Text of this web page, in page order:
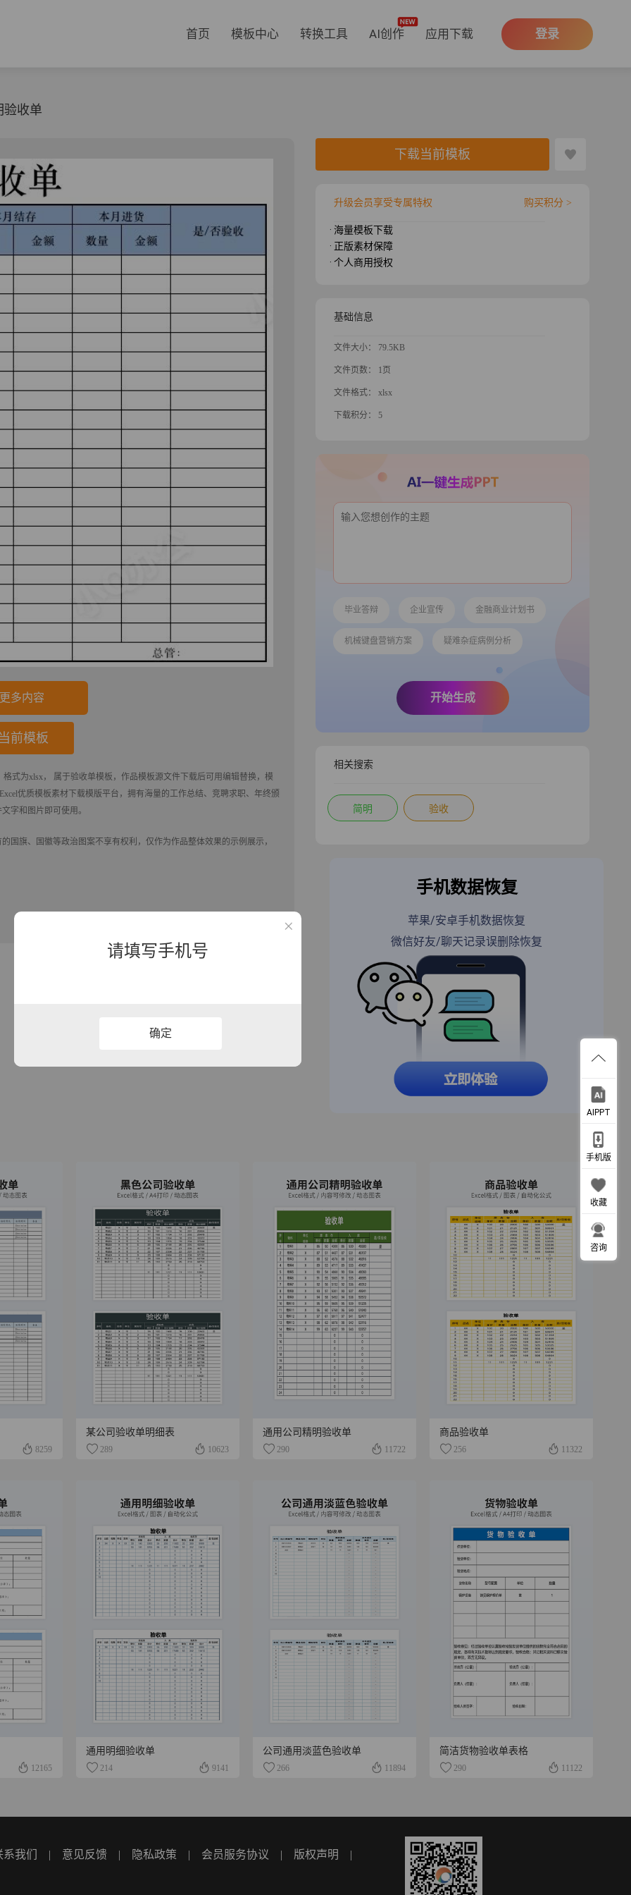
首页 模板中心 转换工具 AI创作 应用下载 登录
验收单
多内容
前模板
式为xlsx， 属于验收单模板，作品模板源文件下载后可用编辑替换，模
优质模板素材下载模版平台，拥有海量的工作总结、竞聘求职、年终颁
字和图片即可使用。
国旗、国徽等政治图案不享有权利，仅作为作品整体效果的示例展示，
下载当前模板
升级会员享受专属特权 购买积分 >
· 海量模板下载
· 正版素材保障
· 个人商用授权
基础信息
文件大小： 79.5KB
文件页数： 1页
文件格式： xlsx
下载积分： 5
毕业答辩 企业宣传 金融商业计划书
机械键盘营销方案 疑难杂症病例分析
开始生成
相关搜索
简明 验收
手机数据恢复
苹果/安卓手机数据恢复
微信好友/聊天记录误删除恢复
8259
某公司验收单明细表
289 10623
通用公司精明验收单
290 11722
商品验收单
256 11322
12165
通用明细验收单
214 9141
公司通用淡蓝色验收单
266 11894
简洁货物验收单表格
290 11122
AIPPT
手机版
收藏
咨询
系我们 | 意见反馈 | 隐私政策 | 会员服务协议 | 版权声明 |
请填写手机号
确定